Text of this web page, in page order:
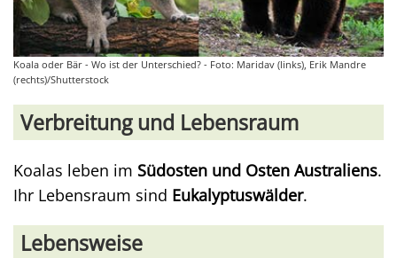
Koala oder Bär - Wo ist der Unterschied? - Foto: Maridav (links), Erik Mandre
(rechts)/Shutterstock
Verbreitung und Lebensraum
Koalas leben im Südosten und Osten Australiens.
Ihr Lebensraum sind Eukalyptuswälder.
Lebensweise